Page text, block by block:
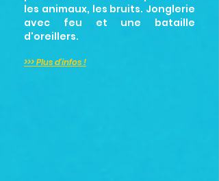
les animaux, les bruits. Jonglerie
avec feu et une bataille
d'oreillers.
>>> Plus d'infos !